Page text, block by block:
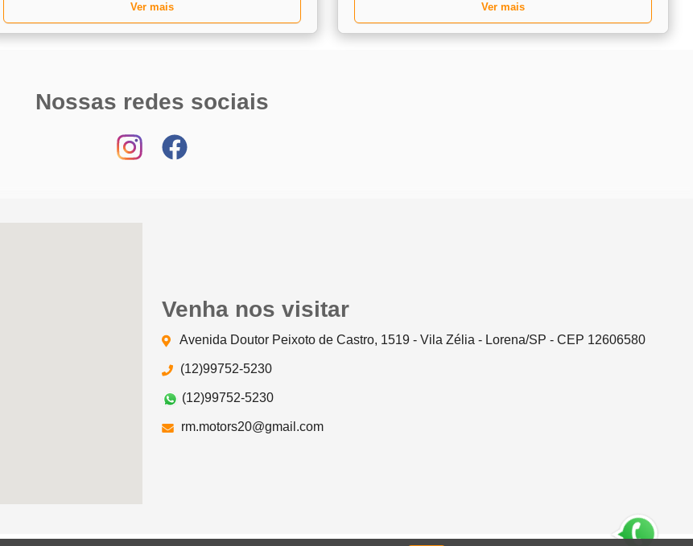
Ver mais Ver mais
Nossas redes sociais
Venha nos visitar
Avenida Doutor Peixoto de Castro, 1519 - Vila Zélia - Lorena/SP - CEP 12606580
(12)99752-5230
(12)99752-5230
rm.motors20@gmail.com